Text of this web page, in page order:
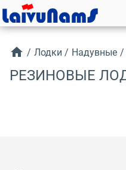
home / Лодки / Надувные /
РЕЗИНОВЫЕ